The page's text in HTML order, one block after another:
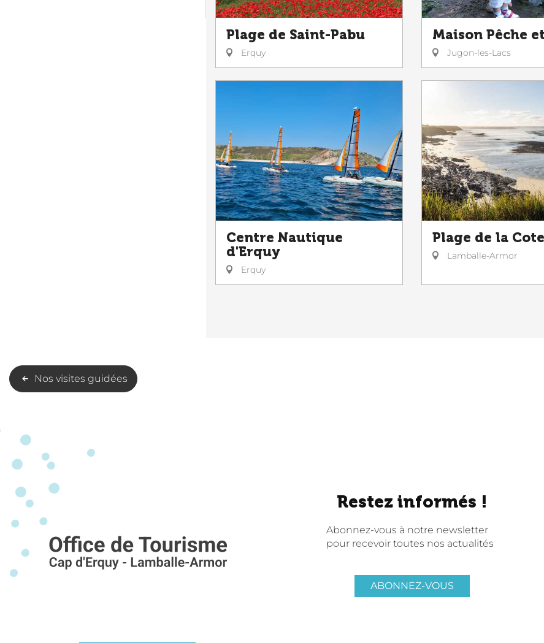
Plage de Saint-Pabu
Erquy
Maison Pêche
Jugon-les-Lacs
Centre Nautique
d'Erquy
Erquy
Plage de la
Lamballe-Armor
Nos visites guidées
Restez informés !
Abonnez-vous à notre newsletter
pour recevoir toutes nos actualités
ABONNEZ-VOUS